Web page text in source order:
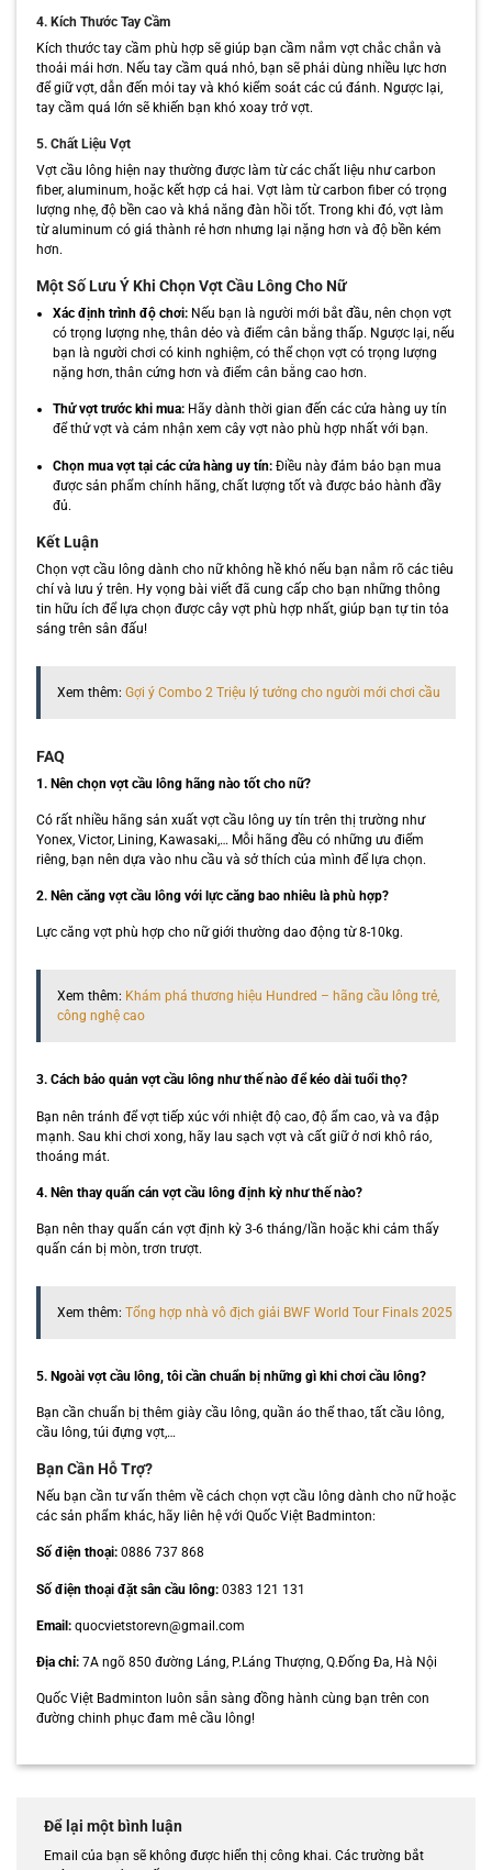
4. Kích Thước Tay Cầm
Kích thước tay cầm phù hợp sẽ giúp bạn cầm nắm vợt chắc chắn và
thoải mái hơn. Nếu tay cầm quá nhỏ, bạn sẽ phải dùng nhiều lực hơn
để giữ vợt, dẫn đến mỏi tay và khó kiểm soát các cú đánh. Ngược lại,
tay cầm quá lớn sẽ khiến bạn khó xoay trở vợt.
5. Chất Liệu Vợt
Vợt cầu lông hiện nay thường được làm từ các chất liệu như carbon
fiber, aluminum, hoặc kết hợp cả hai. Vợt làm từ carbon fiber có trọng
lượng nhẹ, độ bền cao và khả năng đàn hồi tốt. Trong khi đó, vợt làm
từ aluminum có giá thành rẻ hơn nhưng lại nặng hơn và độ bền kém
hơn.
Một Số Lưu Ý Khi Chọn Vợt Cầu Lông Cho Nữ
Xác định trình độ chơi:Nếu bạn là người mới bắt đầu, nên chọn vợt
có trọng lượng nhẹ, thân dẻo và điểm cân bằng thấp. Ngược lại, nếu
bạn là người chơi có kinh nghiệm, có thể chọn vợt có trọng lượng
nặng hơn, thân cứng hơn và điểm cân bằng cao hơn.
Thử vợt trước khi mua:Hãy dành thời gian đến các cửa hàng uy tín
để thử vợt và cảm nhận xem cây vợt nào phù hợp nhất với bạn.
Chọn mua vợt tại các cửa hàng uy tín:Điều này đảm bảo bạn mua
được sản phẩm chính hãng, chất lượng tốt và được bảo hành đầy
đủ.
Kết Luận
Chọn vợt cầu lông dành cho nữ không hề khó nếu bạn nắm rõ các tiêu
chí và lưu ý trên. Hy vọng bài viết đã cung cấp cho bạn những thông
tin hữu ích để lựa chọn được cây vợt phù hợp nhất, giúp bạn tự tin tỏa
sáng trên sân đấu!
Xem thêm: Gợi ý Combo 2 Triệu lý tưởng cho người mới chơi cầu
FAQ
1. Nên chọn vợt cầu lông hãng nào tốt cho nữ?
Có rất nhiều hãng sản xuất vợt cầu lông uy tín trên thị trường như
Yonex, Victor, Lining, Kawasaki,… Mỗi hãng đều có những ưu điểm
riêng, bạn nên dựa vào nhu cầu và sở thích của mình để lựa chọn.
2. Nên căng vợt cầu lông với lực căng bao nhiêu là phù hợp?
Lực căng vợt phù hợp cho nữ giới thường dao động từ 8-10kg.
Xem thêm: Khám phá thương hiệu Hundred – hãng cầu lông trẻ,
công nghệ cao
3. Cách bảo quản vợt cầu lông như thế nào để kéo dài tuổi thọ?
Bạn nên tránh để vợt tiếp xúc với nhiệt độ cao, độ ẩm cao, và va đập
mạnh. Sau khi chơi xong, hãy lau sạch vợt và cất giữ ở nơi khô ráo,
thoáng mát.
4. Nên thay quấn cán vợt cầu lông định kỳ như thế nào?
Bạn nên thay quấn cán vợt định kỳ 3-6 tháng/lần hoặc khi cảm thấy
quấn cán bị mòn, trơn trượt.
Xem thêm: Tổng hợp nhà vô địch giải BWF World Tour Finals 2025
5. Ngoài vợt cầu lông, tôi cần chuẩn bị những gì khi chơi cầu lông?
Bạn cần chuẩn bị thêm giày cầu lông, quần áo thể thao, tất cầu lông,
cầu lông, túi đựng vợt,…
Bạn Cần Hỗ Trợ?
Nếu bạn cần tư vấn thêm về cách chọn vợt cầu lông dành cho nữ hoặc
các sản phẩm khác, hãy liên hệ với Quốc Việt Badminton:
Số điện thoại:0886 737 868
Số điện thoại đặt sân cầu lông:0383 121 131
Email:quocvietstorevn@gmail.com
Địa chỉ:7A ngõ 850 đường Láng, P.Láng Thượng, Q.Đống Đa, Hà Nội
Quốc Việt Badminton luôn sẵn sàng đồng hành cùng bạn trên con
đường chinh phục đam mê cầu lông!
Để lại một bình luận
Email của bạn sẽ không được hiển thị công khai. Các trường bắt